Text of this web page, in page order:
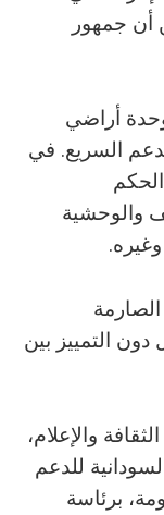
في حين أن جمهور
أراضي
السريع. في
والوحشية
التمييز بين
والإعلام،
للدعم
برئاسة